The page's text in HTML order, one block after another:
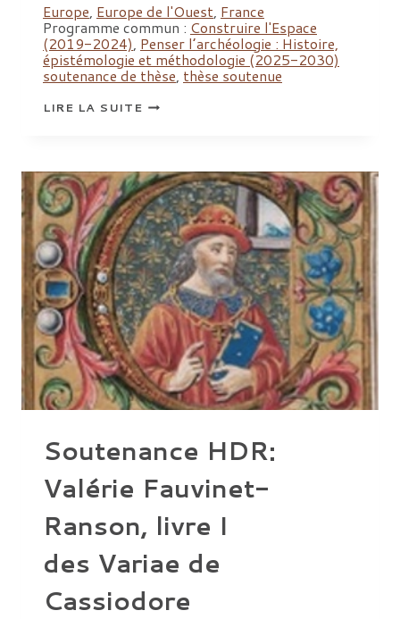
Europe, Europe de l'Ouest, France
Programme commun : Construire l'Espace
(2019-2024), Penser l’archéologie : Histoire,
épistémologie et méthodologie (2025-2030)
soutenance de thèse, thèse soutenue
LIRE LA SUITESOUTENANCE
DE
INRAP
Soutenance HDR:
Valérie Fauvinet-
Ranson, livre I
des Variae de
Cassiodore